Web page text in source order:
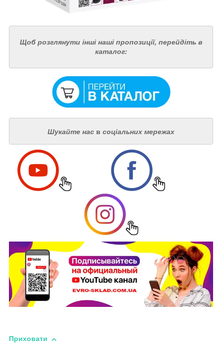
Щоб розглянути інші наші пропозиції, перейдіть в
каталог:
Шукайте нас в соціальних мережах
Приховати